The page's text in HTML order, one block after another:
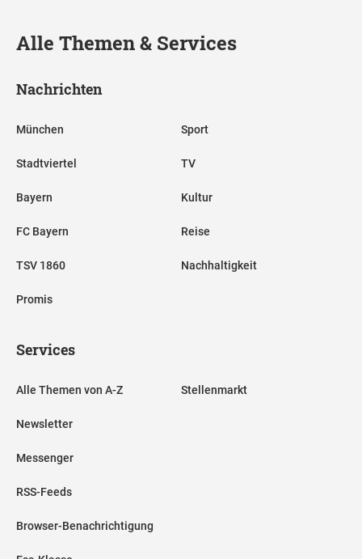
Alle Themen & Services
Nachrichten
München
Stadtviertel
Bayern
FC Bayern
TSV 1860
Promis
Sport
TV
Kultur
Reise
Nachhaltigkeit
Services
Alle Themen von A-Z
Newsletter
Messenger
RSS-Feeds
Browser-Benachrichtigung
Stellenmarkt